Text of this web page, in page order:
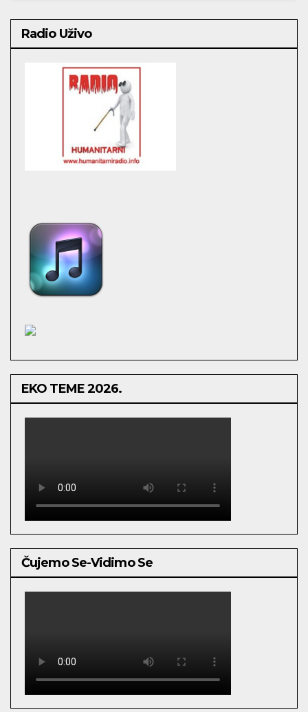
Radio Uživo
EKO TEME 2026.
Čujemo Se-Vidimo Se